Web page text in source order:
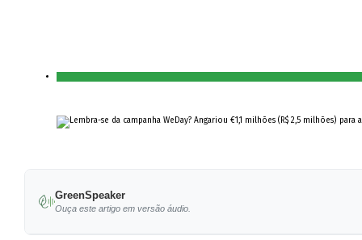
GreenSpeaker
Ouça este artigo em versão áudio.